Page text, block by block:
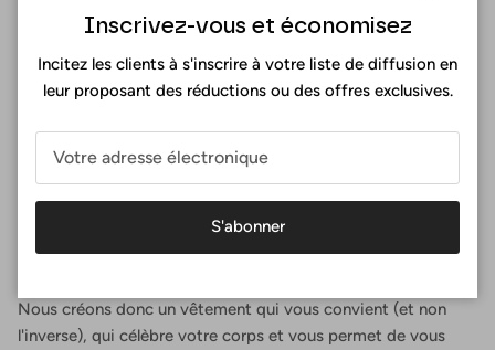
Un ajustement parfait
Chez Surania, la coupe parfaite n'est pas une taille, c'est une
sélectionnant vos mensurations exactes, en choisissant la
Nous créons donc un vêtement qui vous convient (et non
l'inverse), qui célèbre votre corps et vous permet de vous
Inscrivez-vous et économisez
Incitez les clients à s'inscrire à votre liste de diffusion en
leur proposant des réductions ou des offres exclusives.
S'abonner